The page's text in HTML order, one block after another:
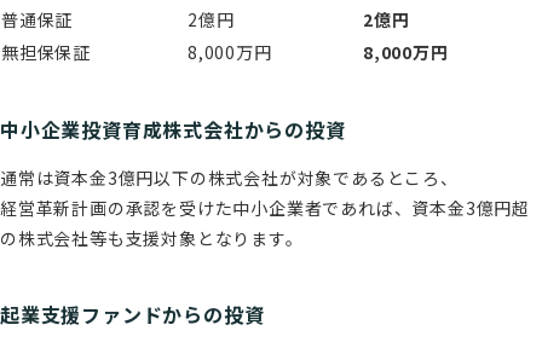
普通保証
2億円
2億円
無担保保証
8,000万円 8,000万円
中小企業投資育成株式会社からの投資
通常は資本金3億円以下の株式会社が対象であるところ、
経営革新計画の承認を受けた中小企業者であれば、資本金3億円超
の株式会社等も支援対象となります。
起業支援ファンドからの投資